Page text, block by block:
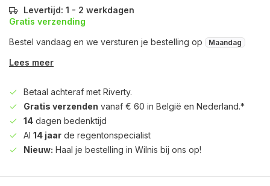
Levertijd: 1 - 2 werkdagen
Gratis verzending
Bestel vandaag en we versturen je bestelling op Maandag
Lees meer
Betaal achteraf met Riverty.
Gratis verzenden vanaf € 60 in België en Nederland.*
14 dagen bedenktijd
Al 14 jaar de regentonspecialist
Nieuw: Haal je bestelling in Wilnis bij ons op!